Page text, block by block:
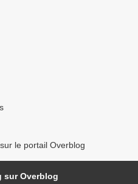
le portail Overblog
sur Overblog